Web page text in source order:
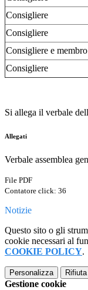
Consigliere
Consigliere
Consigliere e
Consigliere
Si allega il verbale
Allegati
Verbale assemblea
File PDF
Contatore click: 36
Notizie
Questo sito o gli
cookie necessari al
COOKIE POLICY.
Personalizza
Gestione cookie